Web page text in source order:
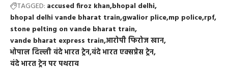
TAGGED: accused firoz khan bhopal delhi
bhopal delhi vande bharat train gwalior plice mp police rpf
stone pelting on vande bharat train
vande bharat express trainआरोपी फिरोज खान
भोपाल दिल्ली वंदे भारत ट्रेनवंदे भारत एक्सप्रेस ट्रेन
वंदे भारत ट्रेन पर पथराव